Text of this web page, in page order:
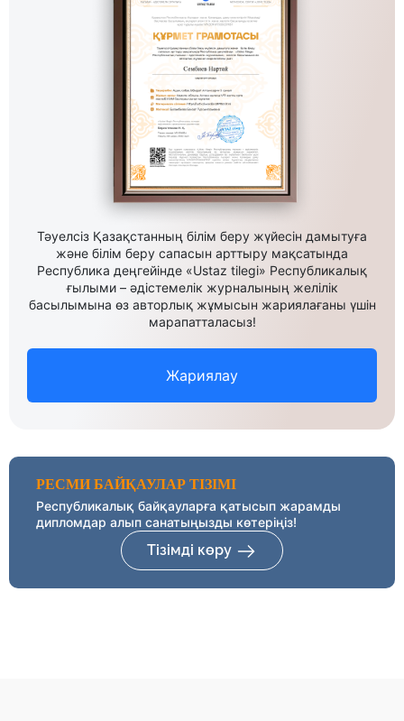
Тәуелсіз Қазақстанның білім беру жүйесін дамытуға
және білім беру сапасын арттыру мақсатында
Республика деңгейінде «Ustaz tilegi» Республикалық
ғылыми – әдістемелік журналының желілік
басылымына өз авторлық жұмысын жариялағаны үшін
марапатталасыз!
Жариялау
РЕСМИ БАЙҚАУЛАР ТІЗІМІ
Республикалық байқауларға қатысып жарамды
дипломдар алып санатыңызды көтеріңіз!
Тізімді көру